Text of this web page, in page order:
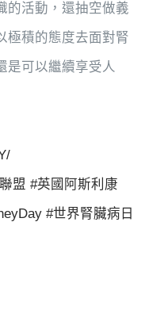
的活動，還抽空做義
極積的態度去面對腎
是可以繼續享受人
盟 #英國阿斯利康
#世界腎臟病日